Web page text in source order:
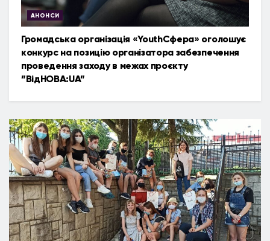
АНОНСИ
Громадська організація «YouthСфера» оголошує
конкурс на позицію організатора забезпечення
проведення заходу в межах проєкту
”ВідНОВА:UA”